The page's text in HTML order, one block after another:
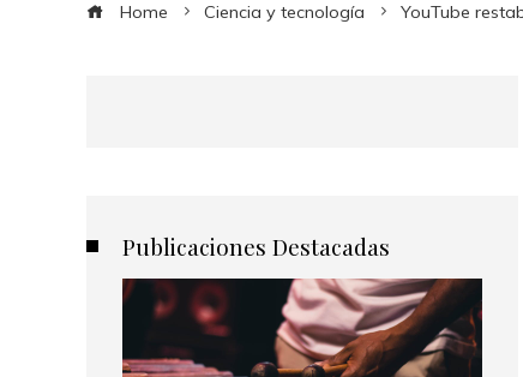
Home Ciencia y tecnología YouTube
Publicaciones Destacadas